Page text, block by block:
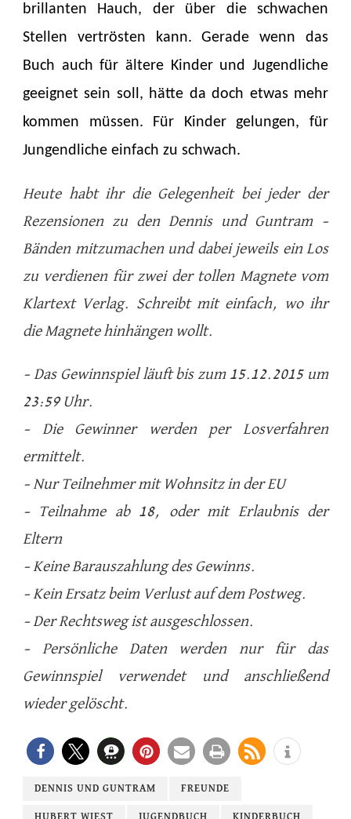
brillanten Hauch, der über die schwachen
Stellen vertrösten kann. Gerade wenn das
Buch auch für ältere Kinder und Jugendliche
geeignet sein soll, hätte da doch etwas mehr
kommen müssen. Für Kinder gelungen, für
Jungendliche einfach zu schwach.
Heute habt ihr die Gelegenheit bei jeder der
Rezensionen zu den Dennis und Guntram –
Bänden mitzumachen und dabei jeweils ein Los
zu verdienen für zwei der tollen Magnete vom
Klartext Verlag. Schreibt mit einfach, wo ihr
die Magnete hinhängen wollt.
– Das Gewinnspiel läuft bis zum 15.12.2015 um
23:59 Uhr.
– Die Gewinner werden per Losverfahren
ermittelt.
– Nur Teilnehmer mit Wohnsitz in der EU
– Teilnahme ab 18, oder mit Erlaubnis der
Eltern
– Keine Barauszahlung des Gewinns.
– Kein Ersatz beim Verlust auf dem Postweg.
– Der Rechtsweg ist ausgeschlossen.
– Persönliche Daten werden nur für das
Gewinnspiel verwendet und anschließend
wieder gelöscht.
DENNIS UND GUNTRAM FREUNDE
HUBERT WIEST JUGENDBUCH KINDERBUCH